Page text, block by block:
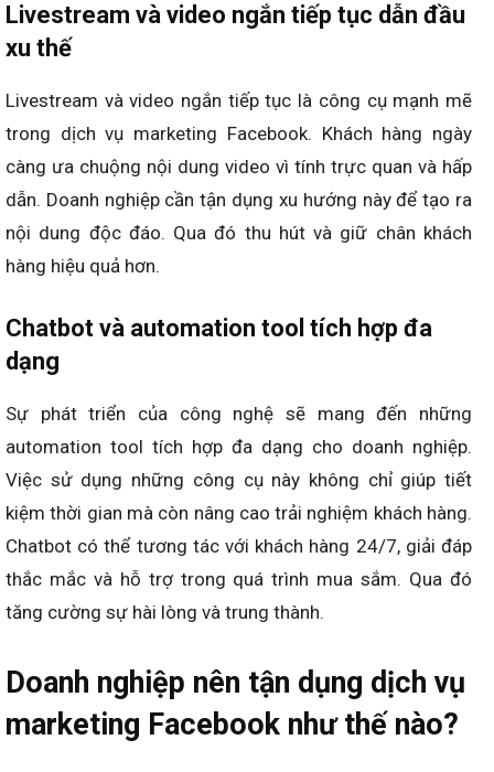
Livestream và video ngắn tiếp tục dẫn đầu
xu thế
Livestream và video ngắn tiếp tục là công cụ mạnh mẽ
trong dịch vụ marketing Facebook​. Khách hàng ngày
càng ưa chuộng nội dung video vì tính trực quan và hấp
dẫn. Doanh nghiệp cần tận dụng xu hướng này để tạo ra
nội dung độc đáo. Qua đó thu hút và giữ chân khách
hàng hiệu quả hơn.
Chatbot và automation tool tích hợp đa
dạng
Sự phát triển của công nghệ sẽ mang đến những
automation tool tích hợp đa dạng cho doanh nghiệp.
Việc sử dụng những công cụ này không chỉ giúp tiết
kiệm thời gian mà còn nâng cao trải nghiệm khách hàng.
Chatbot có thể tương tác với khách hàng 24/7, giải đáp
thắc mắc và hỗ trợ trong quá trình mua sắm. Qua đó
tăng cường sự hài lòng và trung thành.
Doanh nghiệp nên tận dụng dịch vụ
marketing Facebook như thế nào?